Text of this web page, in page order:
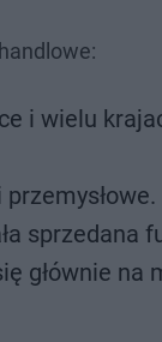
i wielu
sprzedana
głównie na